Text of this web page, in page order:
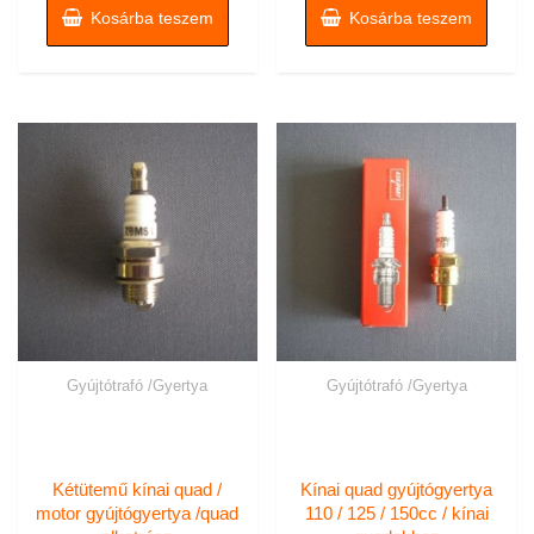
Kosárba teszem Kosárba teszem
Gyújtótrafó /Gyertya
Kétütemű kínai quad /
motor gyújtógyertya /quad
Gyújtótrafó /Gyertya
Kínai quad gyújtógyertya
110 / 125 / 150cc / kínai